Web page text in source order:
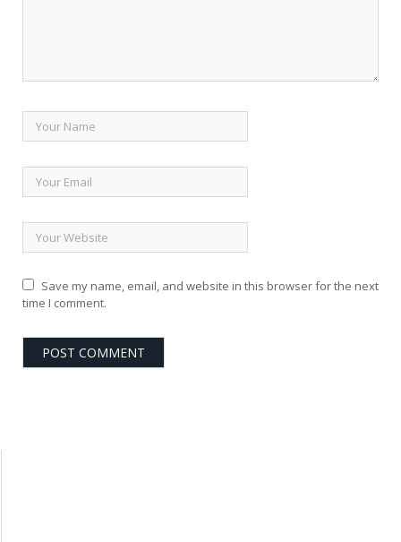
Save my name, email, and website in this browser for the next
time I comment.